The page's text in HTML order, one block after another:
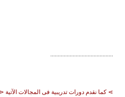
..........................................
⋗ كما نقدم دورات تدريبية فى المجالات الآتية ⋖